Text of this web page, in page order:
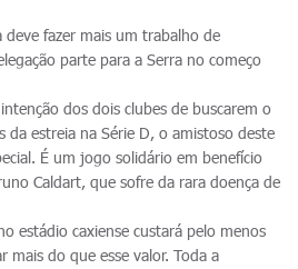
deve fazer mais um trabalho de
parte para a Serra no começo
dos dois clubes de buscarem o
da estreia na Série D, o amistoso deste
É um jogo solidário em benefício
Caldart, que sofre da rara doença de
estádio caxiense custará pelo menos
mais do que esse valor. Toda a